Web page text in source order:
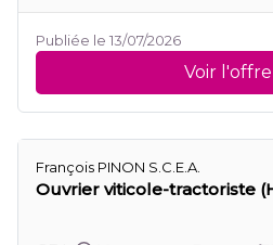
Publiée le 13/07/2026
Voir l'offre
François PINON S.C.E.A.
Ouvrier viticole-tractoriste